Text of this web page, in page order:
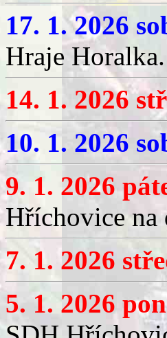
17. 1. 2026
Hraje Horalka.
14. 1. 2026
10. 1. 2026
9. 1. 2026
Hříchovice na
7. 1. 2026
5. 1. 2026